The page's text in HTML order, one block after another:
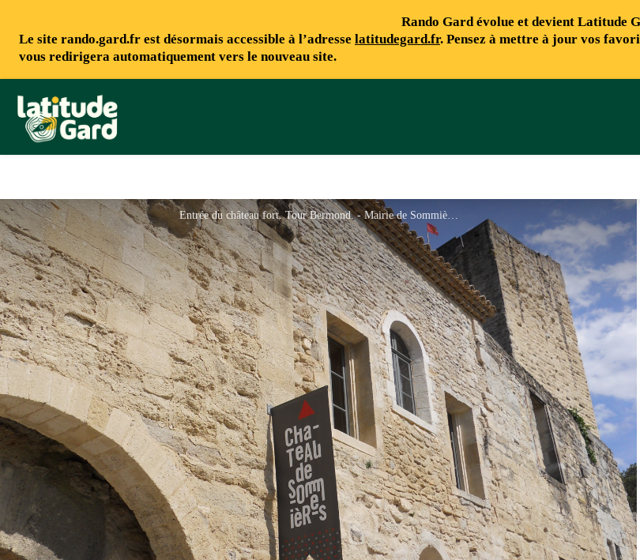
Rando Gard évolue et devient Latitude
Le site rando.gard.fr est désormais accessible à l’adresse latitudegard.fr. Pensez à mettre à jour vos
vous redirigera automatiquement vers le nouveau site.
Rando Gard
Entrée du château fort. Tour Bermond. - Mairie de Sommières